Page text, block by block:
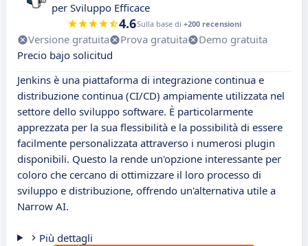
per Sviluppo Efficace
4.6Sulla base di +200 recensioni
Versione gratuita Prova gratuita
Demo gratuita
Precio bajo solicitud
Jenkins è una piattaforma di integrazione continua e
distribuzione continua (CI/CD) ampiamente utilizzata nel
settore dello sviluppo software. È particolarmente
apprezzata per la sua flessibilità e la possibilità di essere
facilmente personalizzata attraverso i numerosi plugin
disponibili. Questo la rende un'opzione interessante per
coloro che cercano di ottimizzare il loro processo di
sviluppo e distribuzione, offrendo un'alternativa utile a
Narrow AI.
Più dettagli